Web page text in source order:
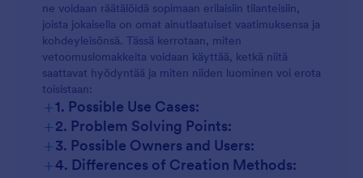
ne voidaan räätälöidä sopimaan erilaisiin tilanteisiin,
joista jokaisella on omat ainutlaatuiset vaatimuksensa ja
kohdeyleisönsä. Tässä kerrotaan, miten
vetoomuslomakkeita voidaan käyttää, ketkä niitä
saattavat hyödyntää ja miten niiden luominen voi erota
toisistaan:
+1. Possible Use Cases:
+2. Problem Solving Points:
+3. Possible Owners and Users:
+4. Differences of Creation Methods: